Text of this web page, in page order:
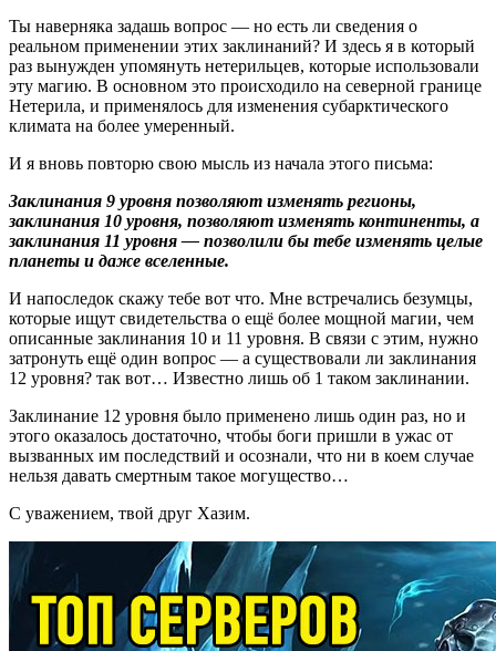
Ты наверняка задашь вопрос — но есть ли сведения о
реальном применении этих заклинаний? И здесь я в который
раз вынужден упомянуть нетерильцев, которые использовали
эту магию. В основном это происходило на северной границе
Нетерила, и применялось для изменения субарктического
климата на более умеренный.
И я вновь повторю свою мысль из начала этого письма:
Заклинания 9 уровня позволяют изменять регионы,
заклинания 10 уровня, позволяют изменять континенты, а
заклинания 11 уровня — позволили бы тебе изменять целые
планеты и даже вселенные.
И напоследок скажу тебе вот что. Мне встречались безумцы,
которые ищут свидетельства о ещё более мощной магии, чем
описанные заклинания 10 и 11 уровня. В связи с этим, нужно
затронуть ещё один вопрос — а существовали ли заклинания
12 уровня? так вот… Известно лишь об 1 таком заклинании.
Заклинание 12 уровня было применено лишь один раз, но и
этого оказалось достаточно, чтобы боги пришли в ужас от
вызванных им последствий и осознали, что ни в коем случае
нельзя давать смертным такое могущество…
С уважением, твой друг Хазим.